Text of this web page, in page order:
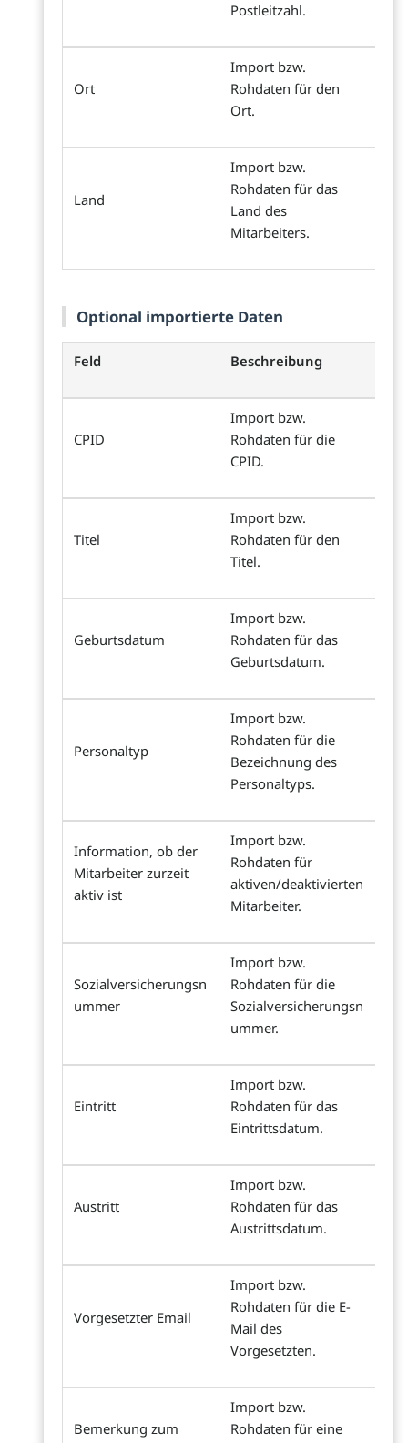
Postleitzahl.
Ort
Import bzw.
Rohdaten für den
Ort.
Land
Import bzw.
Rohdaten für das
Land des
Mitarbeiters.
Optional importierte Daten
Feld Beschreibung
CPID
Import bzw.
Rohdaten für die
CPID.
Titel
Import bzw.
Rohdaten für den
Titel.
Geburtsdatum
Import bzw.
Rohdaten für das
Geburtsdatum.
Personaltyp
Import bzw.
Rohdaten für die
Bezeichnung des
Personaltyps.
Information, ob der
Mitarbeiter zurzeit
aktiv ist
Import bzw.
Rohdaten für
aktiven/deaktivierten
Mitarbeiter.
Sozialversicherungsn
ummer
Import bzw.
Rohdaten für die
Sozialversicherungsn
ummer.
Eintritt
Import bzw.
Rohdaten für das
Eintrittsdatum.
Austritt
Import bzw.
Rohdaten für das
Austrittsdatum.
Vorgesetzter Email
Import bzw.
Rohdaten für die E-
Mail des
Vorgesetzten.
Bemerkung zum
Import bzw.
Rohdaten für eine